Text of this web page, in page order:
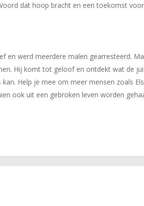
dat hoop bracht en een toekomst
en werd meerdere malen gearresteerd.
Hij komt tot geloof en ontdekt wat de
Help je mee om meer mensen zoals
ook uit een gebroken leven worden